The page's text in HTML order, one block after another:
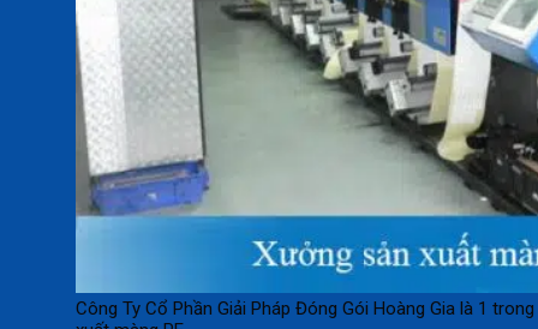
Công Ty Cổ Phần Giải Pháp Đóng Gói Hoàng Gia là 1